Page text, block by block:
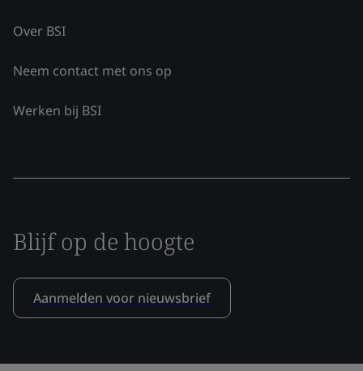
Over BSI
Neem contact met ons op
Werken bij BSI
Blijf op de hoogte
Aanmelden voor nieuwsbrief